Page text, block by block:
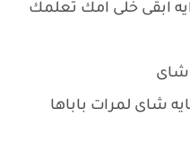
ابقى خلى امك تعلمك
شاى
شاى لمرات باباها